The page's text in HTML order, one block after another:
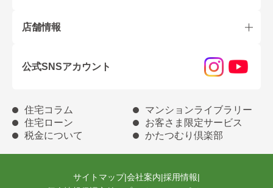
店舗情報
公式SNSアカウント
住宅コラム
マンションライブラリー
住宅ローン
お客さま限定サービス
税金について
かたつむり倶楽部
サイトマップ|会社案内|採用情報|